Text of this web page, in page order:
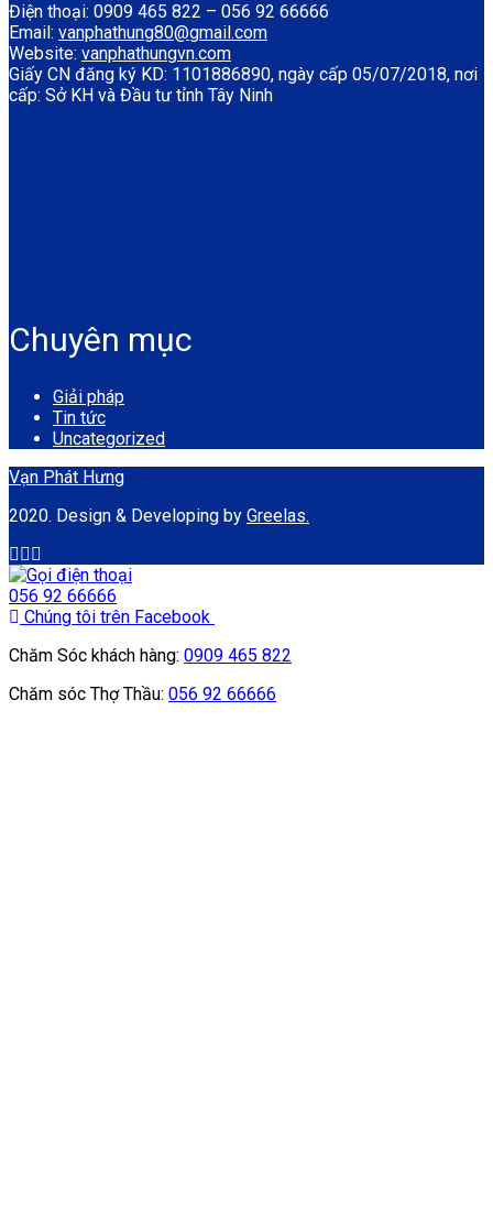
Điện thoại: 0909 465 822 – 056 92 66666
Email: vanphathung80@gmail.com
Website: vanphathungvn.com
Giấy CN đăng ký KD: 1101886890, ngày cấp 05/07/2018, nơi
cấp: Sở KH và Đầu tư tỉnh Tây Ninh
Chuyên mục
Giải pháp
Tin tức
Uncategorized
Vạn Phát Hưng
2020. Design & Developing by Greelas.
056 92 66666
Chúng tôi trên Facebook
Chăm Sóc khách hàng: 0909 465 822
Chăm sóc Thợ Thầu: 056 92 66666